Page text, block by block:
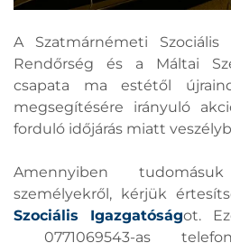
A Szatmárnémeti Szociális
Rendőrség és a Máltai
csapata ma estétől
megsegítésére irányuló
forduló időjárás miatt
Amennyiben
személyekről, kérjük
Szociális Igazgatóságot.
0771069543-as